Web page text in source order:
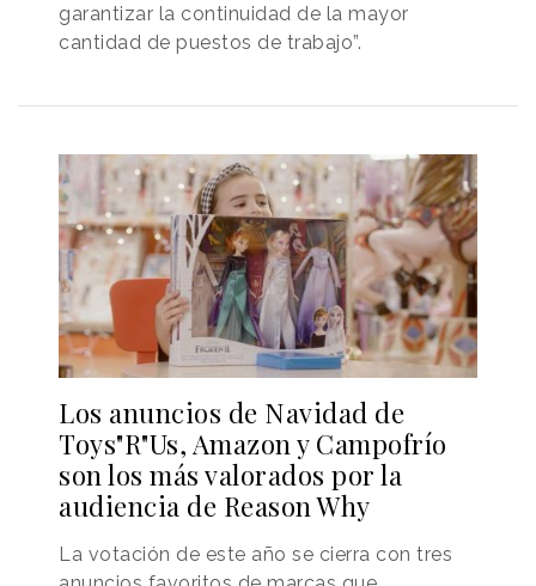
garantizar la continuidad de la mayor
cantidad de puestos de trabajo”.
Los anuncios de Navidad de
Toys"R"Us, Amazon y Campofrío
son los más valorados por la
audiencia de Reason Why
La votación de este año se cierra con tres